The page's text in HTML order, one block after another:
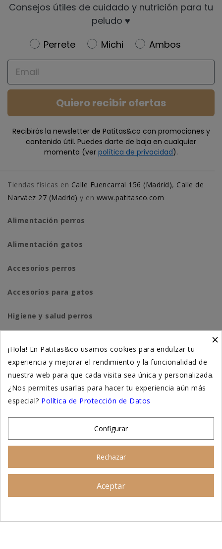
Consejos útiles de cuidado y nutrición para tu
peludo ♥️
Newsletter
Perrete Michi
Ambos
Email
Quiero recibir ofertas
Recibirás la newsletter de Patitas&co con promociones y
contenido útil. Puedes darte de baja en cualquier
momento (ver política de privacidad).
Tiendas físicas en Calle Fuencarral 156 (Madrid), Calle de
Narváez 27 (Madrid) y en www.patitasco.com
Alimentación perros
Alimentación gatos
Accesorios perros
Accesorios para gatos
Higiene y salud perros
Suplementación natural
Otros
×
¡Hola! En Patitas&co usamos cookies para endulzar tu
experiencia y mejorar el rendimiento y la funcionalidad de
nuestra web para que cada visita sea única y personalizada.
¿Nos permites usarlas para hacer tu experiencia aún más
especial? Política de Protección de Datos
Configurar
Rechazar
Aceptar